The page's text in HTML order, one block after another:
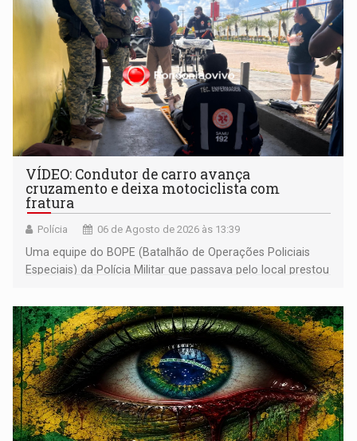
VÍDEO: Condutor de carro avança
cruzamento e deixa motociclista com
fratura
Polícia 06 de Agosto de 2026 às 13:39
Uma equipe do BOPE (Batalhão de Operações Policiais
Especiais) da Polícia Militar que passava pelo local prestou